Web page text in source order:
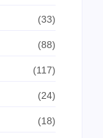
(33)
(88)
(117)
(24)
(18)